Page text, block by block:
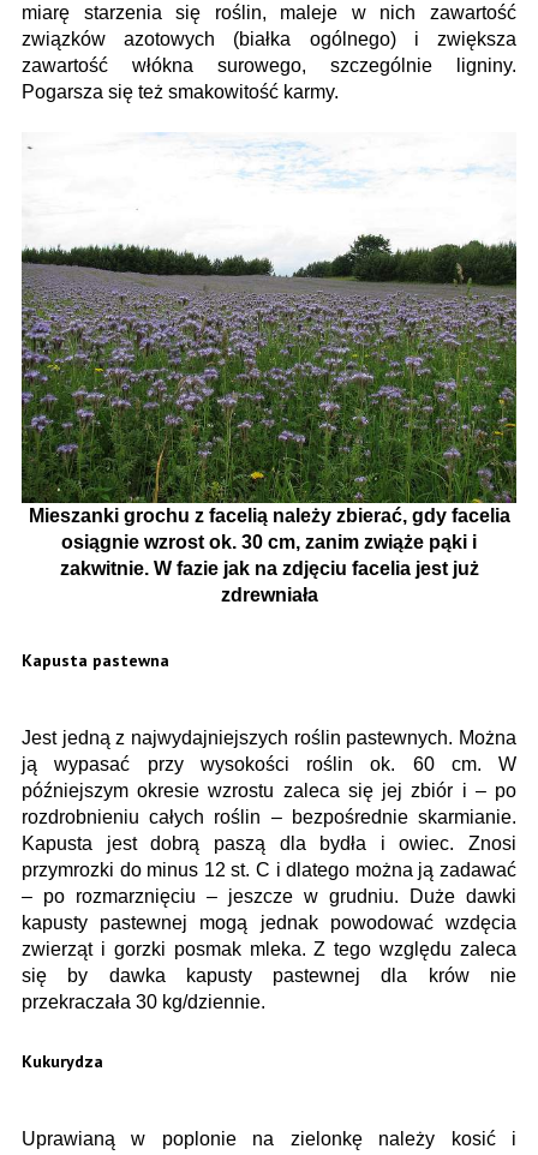
miarę starzenia się roślin, maleje w nich zawartość
związków azotowych (białka ogólnego) i zwiększa
zawartość włókna surowego, szczególnie ligniny.
Pogarsza się też smakowitość karmy.
Mieszanki grochu z facelią należy zbierać, gdy facelia
osiągnie wzrost ok. 30 cm, zanim zwiąże pąki i
zakwitnie. W fazie jak na zdjęciu facelia jest już
zdrewniała
Kapusta pastewna
Jest jedną z najwydajniejszych roślin pastewnych. Można
ją wypasać przy wysokości roślin ok. 60 cm. W
późniejszym okresie wzrostu zaleca się jej zbiór i – po
rozdrobnieniu całych roślin – bezpośrednie skarmianie.
Kapusta jest dobrą paszą dla bydła i owiec. Znosi
przymrozki do minus 12 st. C i dlatego można ją zadawać
– po rozmarznięciu – jeszcze w grudniu. Duże dawki
kapusty pastewnej mogą jednak powodować wzdęcia
zwierząt i gorzki posmak mleka. Z tego względu zaleca
się by dawka kapusty pastewnej dla krów nie
przekraczała 30 kg/dziennie.
Kukurydza
Uprawianą w poplonie na zielonkę należy kosić i